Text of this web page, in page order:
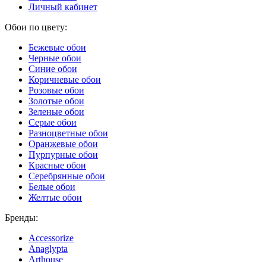
Личный кабинет
Обои по цвету:
Бежевые обои
Черные обои
Синие обои
Коричневые обои
Розовые обои
Золотые обои
Зеленые обои
Серые обои
Разноцветные обои
Оранжевые обои
Пурпурные обои
Красные обои
Серебрянные обои
Белые обои
Желтые обои
Бренды:
Accessorize
Anaglypta
Arthouse